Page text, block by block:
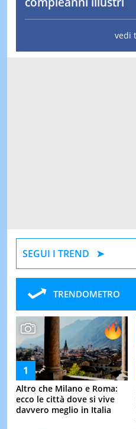
vedi
SEGUI I TREND
TRENDOMETRO
Altro che Milano e Roma:
ecco le città dove si vive
davvero meglio in Italia